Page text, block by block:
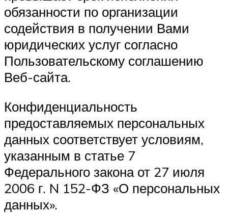
обязанности по организации
содействия в получении Вами
юридических услуг согласно
Пользовательскому соглашению
Веб-сайта.
Конфиденциальность
предоставляемых персональных
данных соответствует условиям,
указанным в статье 7
Федерального закона от 27 июля
2006 г. N 152-ФЗ «О персональных
данных».